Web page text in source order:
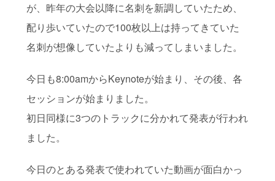
が、昨年の大会以降に名刺を新調していたため、
配り歩いていたので100枚以上は持ってきていた
名刺が想像していたよりも減ってしまいました。
今日も8:00amからKeynoteが始まり、その後、各
セッションが始まりました。
初日同様に3つのトラックに分かれて発表が行われ
ました。
今日のとある発表で使われていた動画が面白かっ